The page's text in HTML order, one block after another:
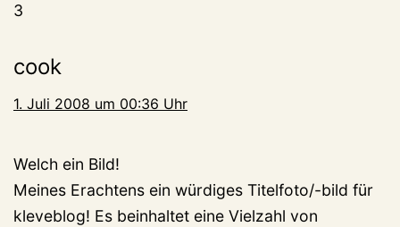
3
cook
1. Juli 2008 um 00:36 Uhr
Welch ein Bild!
Meines Erachtens ein würdiges Titelfoto/-bild für
kleveblog! Es beinhaltet eine Vielzahl von